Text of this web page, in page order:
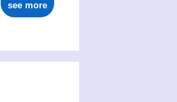
see more